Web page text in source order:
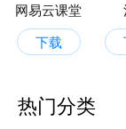
人气名师万猛
师领衔授课
【覆盖全国初高
1、1000+视频
网易云课堂
下载
热门分类